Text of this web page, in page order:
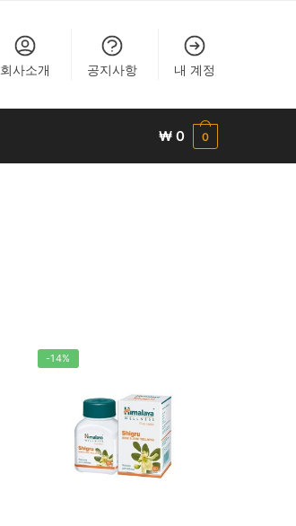
회사소개 공지사항 내 계정
₩ 0 0
-14%